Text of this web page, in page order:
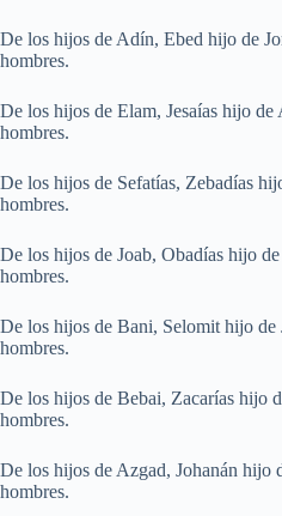
De los hijos de Adín, Ebed hijo de
hombres.
De los hijos de Elam, Jesaías hijo
hombres.
De los hijos de Sefatías, Zebadías
hombres.
De los hijos de Joab, Obadías hijo
hombres.
De los hijos de Bani, Selomit hijo de
hombres.
De los hijos de Bebai, Zacarías hijo
hombres.
De los hijos de Azgad, Johanán hijo
hombres.